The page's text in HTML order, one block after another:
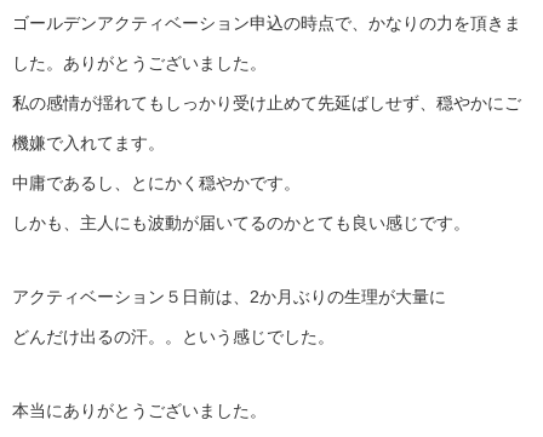
ゴールデンアクティベーション申込の時点で、かなりの力を頂きま
した。ありがとうございました。
私の感情が揺れてもしっかり受け止めて先延ばしせず、穏やかにご
機嫌で入れてます。
中庸であるし、とにかく穏やかです。
しかも、主人にも波動が届いてるのかとても良い感じです。
アクティベーション５日前は、2か月ぶりの生理が大量に
どんだけ出るの汗。。という感じでした。
本当にありがとうございました。